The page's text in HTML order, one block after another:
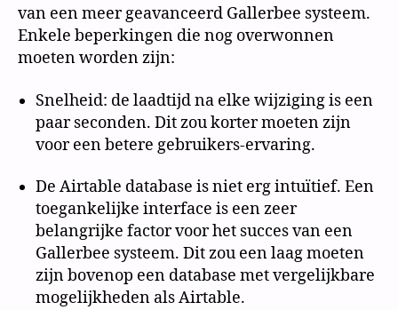
van een meer geavanceerd Gallerbee systeem.
Enkele beperkingen die nog overwonnen
moeten worden zijn:
Snelheid: de laadtijd na elke wijziging is een
paar seconden. Dit zou korter moeten zijn
voor een betere gebruikers-ervaring.
De Airtable database is niet erg intuïtief. Een
toegankelijke interface is een zeer
belangrijke factor voor het succes van een
Gallerbee systeem. Dit zou een laag moeten
zijn bovenop een database met vergelijkbare
mogelijkheden als Airtable.